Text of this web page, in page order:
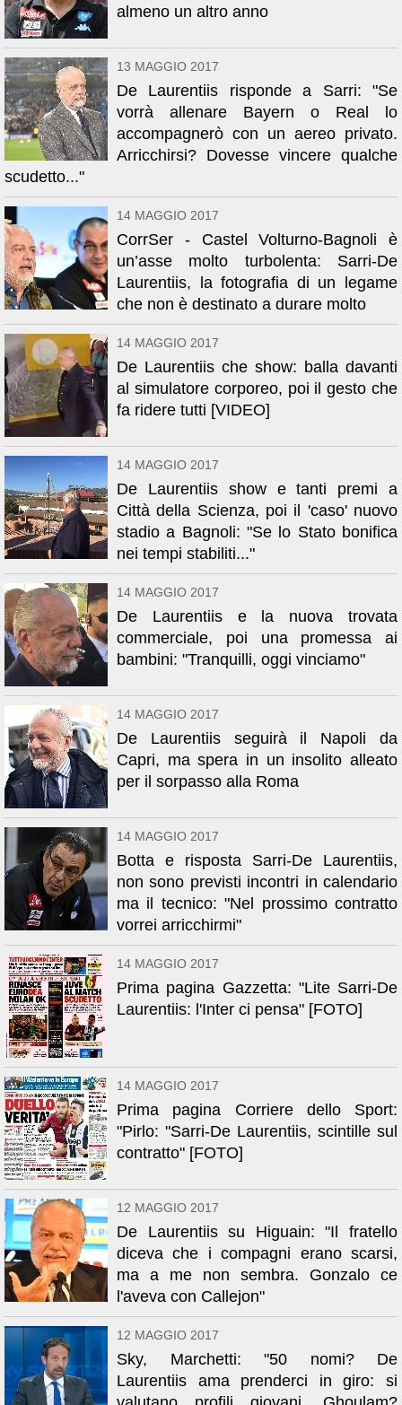
almeno un altro anno
13 MAGGIO 2017
De Laurentiis risponde a Sarri: "Se
vorrà allenare Bayern o Real lo
accompagnerò con un aereo privato.
Arricchirsi? Dovesse vincere qualche
scudetto..."
14 MAGGIO 2017
CorrSer - Castel Volturno-Bagnoli è
un’asse molto turbolenta: Sarri-De
Laurentiis, la fotografia di un legame
che non è destinato a durare molto
14 MAGGIO 2017
De Laurentiis che show: balla davanti
al simulatore corporeo, poi il gesto che
fa ridere tutti [VIDEO]
14 MAGGIO 2017
De Laurentiis show e tanti premi a
Città della Scienza, poi il 'caso' nuovo
stadio a Bagnoli: "Se lo Stato bonifica
nei tempi stabiliti..."
14 MAGGIO 2017
De Laurentiis e la nuova trovata
commerciale, poi una promessa ai
bambini: "Tranquilli, oggi vinciamo"
14 MAGGIO 2017
De Laurentiis seguirà il Napoli da
Capri, ma spera in un insolito alleato
per il sorpasso alla Roma
14 MAGGIO 2017
Botta e risposta Sarri-De Laurentiis,
non sono previsti incontri in calendario
ma il tecnico: "Nel prossimo contratto
vorrei arricchirmi"
14 MAGGIO 2017
Prima pagina Gazzetta: "Lite Sarri-De
Laurentiis: l'Inter ci pensa" [FOTO]
14 MAGGIO 2017
Prima pagina Corriere dello Sport:
"Pirlo: "Sarri-De Laurentiis, scintille sul
contratto" [FOTO]
12 MAGGIO 2017
De Laurentiis su Higuain: "Il fratello
diceva che i compagni erano scarsi,
ma a me non sembra. Gonzalo ce
l'aveva con Callejon"
12 MAGGIO 2017
Sky, Marchetti: "50 nomi? De
Laurentiis ama prenderci in giro: si